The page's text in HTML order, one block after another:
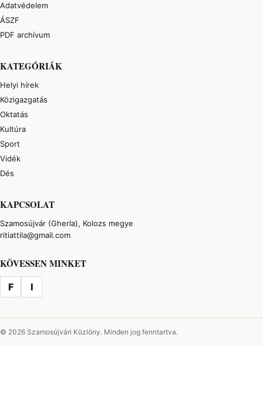
Adatvédelem
ÁSZF
PDF archívum
KATEGÓRIÁK
Helyi hírek
Közigazgatás
Oktatás
Kultúra
Sport
Vidék
Dés
KAPCSOLAT
Szamosújvár (Gherla), Kolozs megye
ritiattila@gmail.com
KÖVESSEN MINKET
F I
© 2026 Szamosújvári Közlöny. Minden jog fenntartva.